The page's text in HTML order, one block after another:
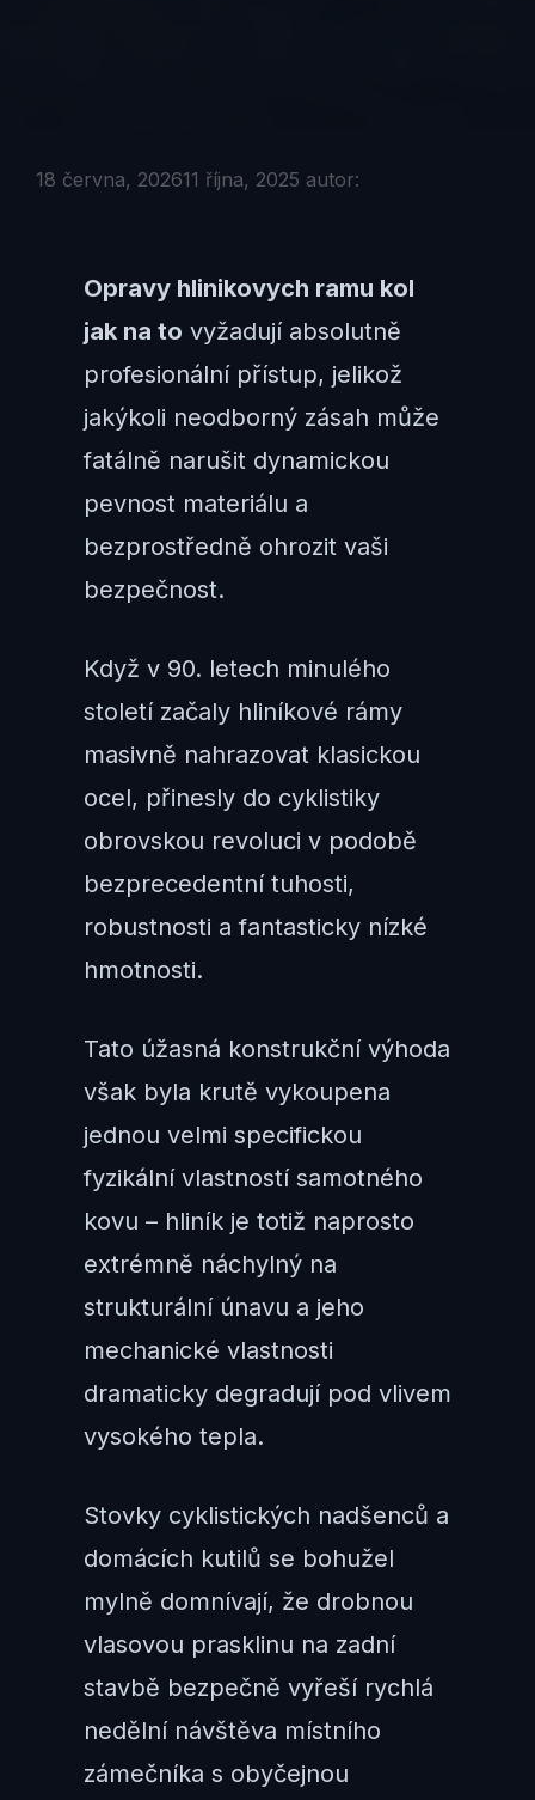
18 června, 202611 října, 2025 autor:
Opravy hlinikovych ramu kol
jak na to vyžadují absolutně
profesionální přístup, jelikož
jakýkoli neodborný zásah může
fatálně narušit dynamickou
pevnost materiálu a
bezprostředně ohrozit vaši
bezpečnost.
Když v 90. letech minulého
století začaly hliníkové rámy
masivně nahrazovat klasickou
ocel, přinesly do cyklistiky
obrovskou revoluci v podobě
bezprecedentní tuhosti,
robustnosti a fantasticky nízké
hmotnosti.
Tato úžasná konstrukční výhoda
však byla krutě vykoupena
jednou velmi specifickou
fyzikální vlastností samotného
kovu – hliník je totiž naprosto
extrémně náchylný na
strukturální únavu a jeho
mechanické vlastnosti
dramaticky degradují pod vlivem
vysokého tepla.
Stovky cyklistických nadšenců a
domácích kutilů se bohužel
mylně domnívají, že drobnou
vlasovou prasklinu na zadní
stavbě bezpečně vyřeší rychlá
nedělní návštěva místního
zámečníka s obyčejnou